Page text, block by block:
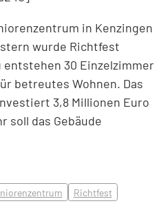
in Kenzingen
wurde Richtfest
30 Einzelzimmer
betreutes Wohnen. Das
3,8 Millionen Euro
soll das Gebäude
Richtfest